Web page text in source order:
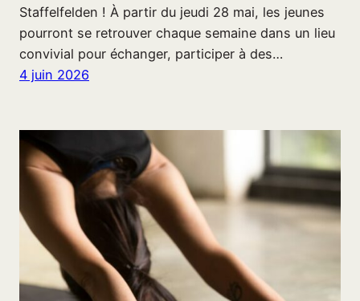
Staffelfelden ! À partir du jeudi 28 mai, les jeunes
pourront se retrouver chaque semaine dans un lieu
convivial pour échanger, participer à des…
4 juin 2026